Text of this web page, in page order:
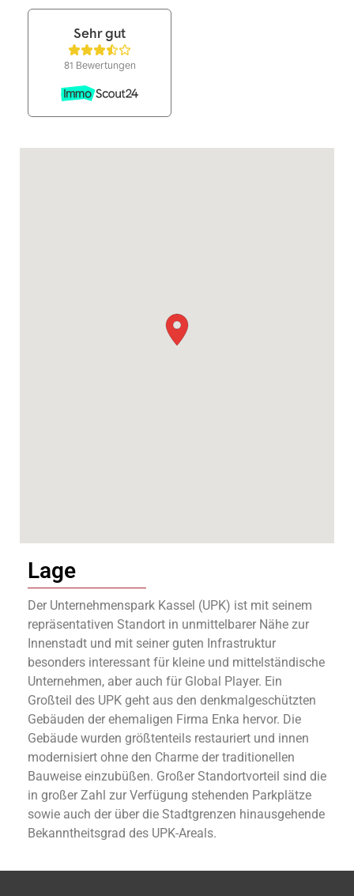
Lage
Der Unternehmenspark Kassel (UPK) ist mit seinem
repräsentativen Standort in unmittelbarer Nähe zur
Innenstadt und mit seiner guten Infrastruktur
besonders interessant für kleine und mittelständische
Unternehmen, aber auch für Global Player. Ein
Großteil des UPK geht aus den denkmalgeschützten
Gebäuden der ehemaligen Firma Enka hervor. Die
Gebäude wurden größtenteils restauriert und innen
modernisiert ohne den Charme der traditionellen
Bauweise einzubüßen. Großer Standortvorteil sind die
in großer Zahl zur Verfügung stehenden Parkplätze
sowie auch der über die Stadtgrenzen hinausgehende
Bekanntheitsgrad des UPK-Areals.